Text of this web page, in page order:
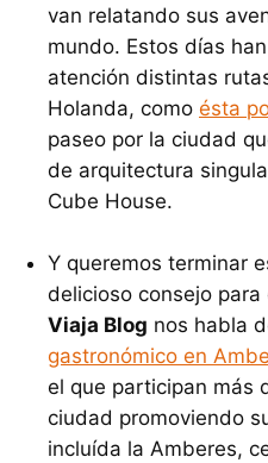
van relatando sus
mundo. Estos días
atención distintas
Holanda, como ésta
paseo por la ciudad
de arquitectura
Cube House.
Y queremos terminar
delicioso consejo
Viaja Blog nos habla
gastronómico en
el que participan más
ciudad promoviendo
incluída la Amberes,